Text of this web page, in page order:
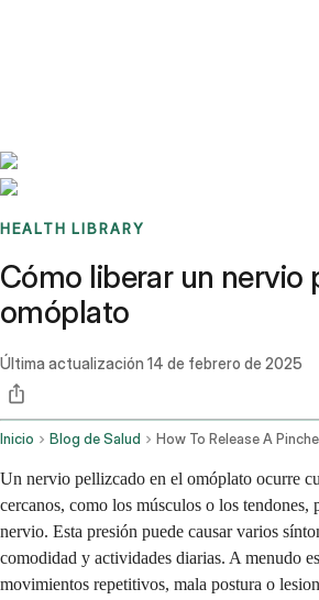
HEALTH LIBRARY
Cómo liberar un nervio
omóplato
Última actualización 14 de febrero de 2025
Inicio Blog de Salud
Un nervio pellizcado en el omóplato ocurre
cercanos, como los músculos o los tendones,
nervio. Esta presión puede causar varios
comodidad y actividades diarias. A menudo
movimientos repetitivos, mala postura o